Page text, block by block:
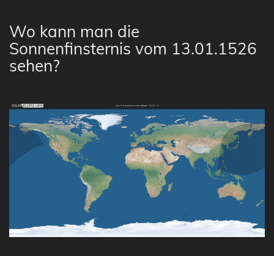
Wo kann man die
Sonnenfinsternis vom 13.01.1526
sehen?